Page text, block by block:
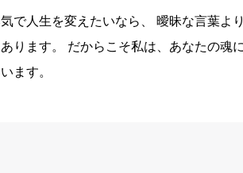
で人生を変えたいなら、 曖昧な言葉よ
ります。 だからこそ私は、あなたの魂
ます。